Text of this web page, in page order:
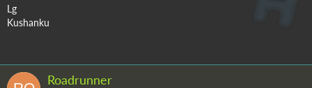
Lg
Kushanku
Roadrunner